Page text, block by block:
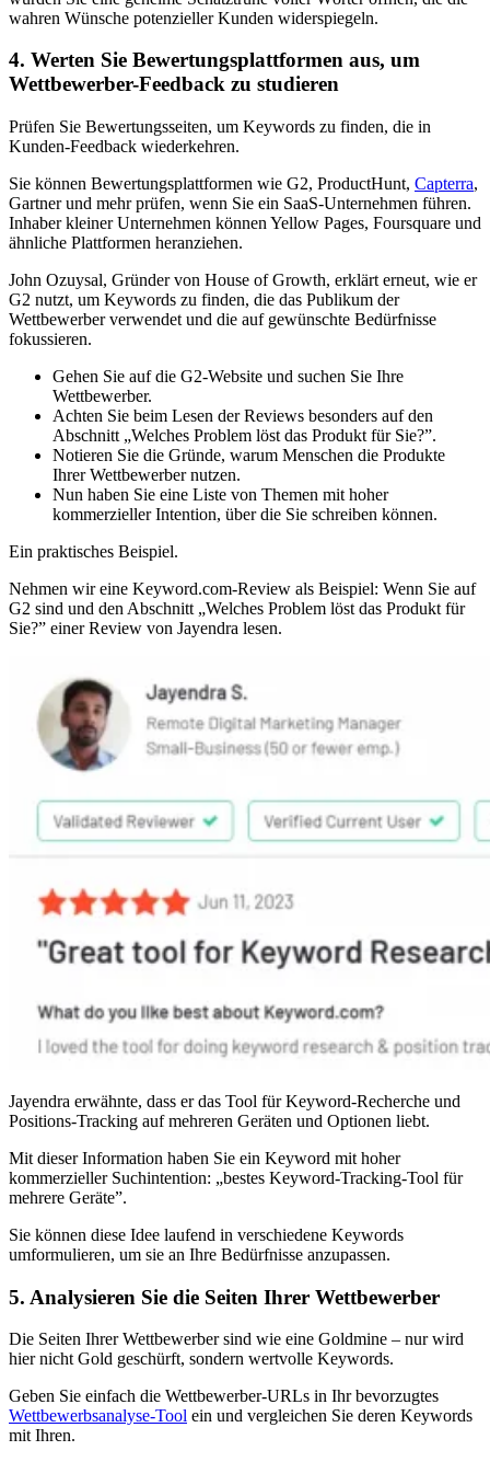
wahren Wünsche potenzieller Kunden widerspiegeln.
4. Werten Sie Bewertungsplattformen aus, um
Wettbewerber-Feedback zu studieren
Prüfen Sie Bewertungsseiten, um Keywords zu finden, die in
Kunden-Feedback wiederkehren.
Sie können Bewertungsplattformen wie G2, ProductHunt, Capterra,
Gartner und mehr prüfen, wenn Sie ein SaaS-Unternehmen führen.
Inhaber kleiner Unternehmen können Yellow Pages, Foursquare und
ähnliche Plattformen heranziehen.
John Ozuysal, Gründer von House of Growth, erklärt erneut, wie er
G2 nutzt, um Keywords zu finden, die das Publikum der
Wettbewerber verwendet und die auf gewünschte Bedürfnisse
fokussieren.
Gehen Sie auf die G2-Website und suchen Sie Ihre
Wettbewerber.
Achten Sie beim Lesen der Reviews besonders auf den
Abschnitt „Welches Problem löst das Produkt für Sie?”.
Notieren Sie die Gründe, warum Menschen die Produkte
Ihrer Wettbewerber nutzen.
Nun haben Sie eine Liste von Themen mit hoher
kommerzieller Intention, über die Sie schreiben können.
Ein praktisches Beispiel.
Nehmen wir eine Keyword.com-Review als Beispiel: Wenn Sie auf
G2 sind und den Abschnitt „Welches Problem löst das Produkt für
Sie?” einer Review von Jayendra lesen.
Jayendra erwähnte, dass er das Tool für Keyword-Recherche und
Positions-Tracking auf mehreren Geräten und Optionen liebt.
Mit dieser Information haben Sie ein Keyword mit hoher
kommerzieller Suchintention: „bestes Keyword-Tracking-Tool für
mehrere Geräte”.
Sie können diese Idee laufend in verschiedene Keywords
umformulieren, um sie an Ihre Bedürfnisse anzupassen.
5. Analysieren Sie die Seiten Ihrer Wettbewerber
Die Seiten Ihrer Wettbewerber sind wie eine Goldmine – nur wird
hier nicht Gold geschürft, sondern wertvolle Keywords.
Geben Sie einfach die Wettbewerber-URLs in Ihr bevorzugtes
Wettbewerbsanalyse-Tool ein und vergleichen Sie deren Keywords
mit Ihren.